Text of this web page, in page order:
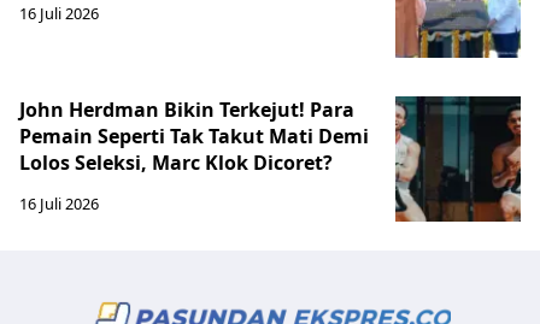
16 Juli 2026
John Herdman Bikin Terkejut! Para
Pemain Seperti Tak Takut Mati Demi
Lolos Seleksi, Marc Klok Dicoret?
16 Juli 2026